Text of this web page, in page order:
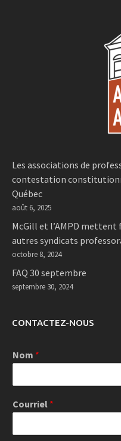
Les associations de
contestation
Québec
août 6, 2025
McGill et l’AMPD
autres syndicats
octobre 8, 2024
FAQ 30 septembre
septembre 30, 2024
CONTACTEZ-NOUS
Nom *
Courriel *